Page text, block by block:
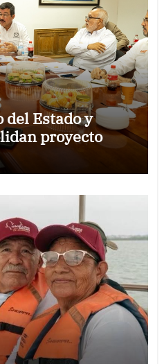
del Estado y
proyecto